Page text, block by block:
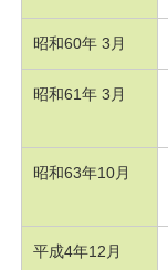
昭和60年 3月
昭和61年 3月
昭和63年10月
平成4年12月